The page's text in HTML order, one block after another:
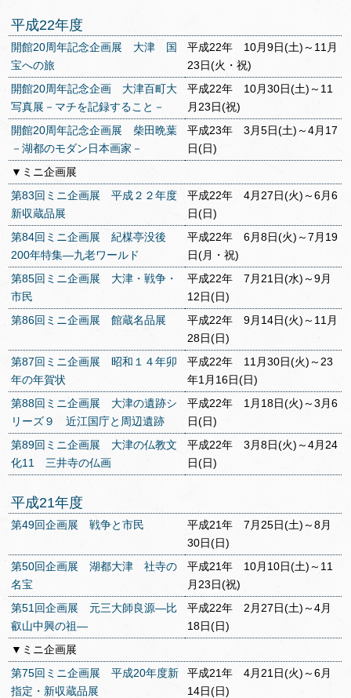
平成22年度
開館20周年記念企画展 大津 国
宝への旅
平成22年 10月9日(土)～11月
23日(火・祝)
開館20周年記念企画 大津百町大
写真展－マチを記録すること－
平成22年 10月30日(土)～11
月23日(祝)
開館20周年記念企画展 柴田晩葉
－湖都のモダン日本画家－
平成23年 3月5日(土)～4月17
日(日)
▼ミニ企画展
第83回ミニ企画展 平成２２年度
新収蔵品展
平成22年 4月27日(火)～6月6
日(日)
第84回ミニ企画展 紀楳亭没後
200年特集―九老ワールド
平成22年 6月8日(火)～7月19
日(月・祝)
第85回ミニ企画展 大津・戦争・
市民
平成22年 7月21日(水)～9月
12日(日)
第86回ミニ企画展 館蔵名品展
平成22年 9月14日(火)～11月
28日(日)
第87回ミニ企画展 昭和１４年卯
年の年賀状
平成22年 11月30日(火)～23
年1月16日(日)
第88回ミニ企画展 大津の遺跡シ
リーズ９ 近江国庁と周辺遺跡
平成22年 1月18日(火)～3月6
日(日)
第89回ミニ企画展 大津の仏教文
化11 三井寺の仏画
平成22年 3月8日(火)～4月24
日(日)
平成21年度
第49回企画展 戦争と市民
平成21年 7月25日(土)～8月
30日(日)
第50回企画展 湖都大津 社寺の
名宝
平成21年 10月10日(土)～11
月23日(祝)
第51回企画展 元三大師良源―比
叡山中興の祖―
平成22年 2月27日(土)～4月
18日(日)
▼ミニ企画展
第75回ミニ企画展 平成20年度新
指定・新収蔵品展
平成21年 4月21日(火)～6月
14日(日)